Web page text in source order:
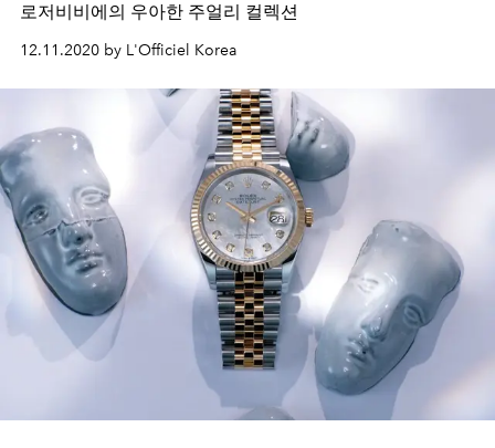
로저비비에의 우아한 주얼리 컬렉션
12.11.2020 by L'Officiel Korea